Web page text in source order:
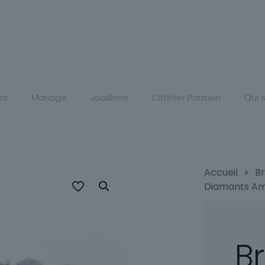
Mariage Joaillerie L’atelier Parisien Qui
Accueil >
Diamants